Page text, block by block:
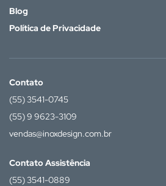
Blog
Política de Privacidade
Contato
(55) 3541-0745
(55) 9 9623-3109
vendas@inoxdesign.com.br
Contato Assistência
(55) 3541-0889